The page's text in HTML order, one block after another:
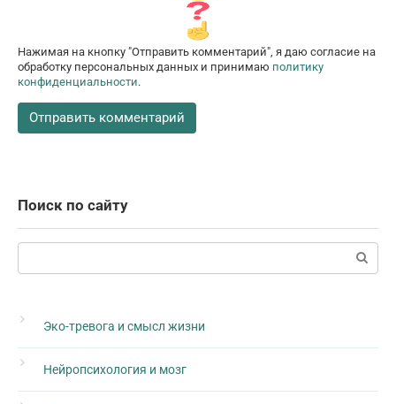
Нажимая на кнопку "Отправить комментарий", я даю согласие на
обработку персональных данных и принимаю политику
конфиденциальности.
Поиск по сайту
Поиск:
Эко-тревога и смысл жизни
Нейропсихология и мозг